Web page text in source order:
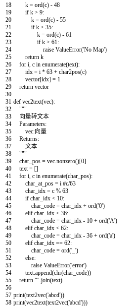
18
19
20
21
22
23
24
25
26
27
28
29
30
31
32
33
34
35
36
37
38
39
40
41
42
43
44
45
46
47
48
49
50
51
52
53
54
55
56
57
58
k = ord(c) - 48
if k > 9:
k = ord(c) - 55
if k > 35:
k = ord(c) - 61
if k > 61:
raise ValueError('No Map')
return k
for i, c in enumerate(text):
idx = i * 63 + char2pos(c)
vector[idx] = 1
return vector
def vec2text(vec):
"""
向量转文本
Parameters:
vec:向量
Returns:
文本
"""
char_pos = vec.nonzero()[0]
text = []
for i, c in enumerate(char_pos):
char_at_pos = i #c/63
char_idx = c % 63
if char_idx < 10:
char_code = char_idx + ord('0')
elif char_idx < 36:
char_code = char_idx - 10 + ord('A')
elif char_idx < 62:
char_code = char_idx - 36 + ord('a')
elif char_idx == 62:
char_code = ord('_')
else:
raise ValueError('error')
text.append(chr(char_code))
return "".join(text)
print(text2vec('abcd'))
print(vec2text(text2vec('abcd')))